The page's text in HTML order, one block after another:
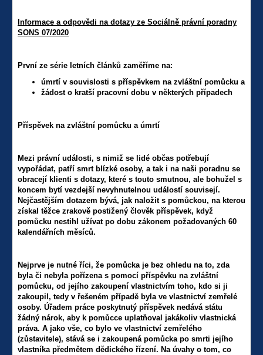
Informace a odpovědi na dotazy ze Sociálně právní poradny
SONS 07/2020
První ze série letních článků zaměříme na:
úmrtí v souvislosti s příspěvkem na zvláštní pomůcku a
žádost o kratší pracovní dobu v některých případech
Příspěvek na zvláštní pomůcku a úmrtí
Mezi právní události, s nimiž se lidé občas potřebují
vypořádat, patří smrt blízké osoby, a tak i na naši poradnu se
obracejí klienti s dotazy, které s touto smutnou, ale bohužel s
koncem bytí vezdejší nevyhnutelnou událostí souvisejí.
Nejčastějším dotazem bývá, jak naložit s pomůckou, na kterou
získal těžce zrakově postižený člověk příspěvek, když
pomůcku nestihl užívat po dobu zákonem požadovaných 60
kalendářních měsíců.
Nejprve je nutné říci, že pomůcka je bez ohledu na to, zda
byla či nebyla pořízena s pomocí příspěvku na zvláštní
pomůcku, od jejího zakoupení vlastnictvím toho, kdo si ji
zakoupil, tedy v řešeném případě byla ve vlastnictví zemřelé
osoby. Úřadem práce poskytnutý příspěvek nedává státu
žádný nárok, aby k pomůcce uplatňoval jakákoliv vlastnická
práva. A jako vše, co bylo ve vlastnictví zemřelého
(zůstavitele), stává se i zakoupená pomůcka po smrti jejího
vlastníka předmětem dědického řízení. Na úvahy o tom, co